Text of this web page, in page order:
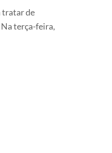
tratar de
terça-feira,